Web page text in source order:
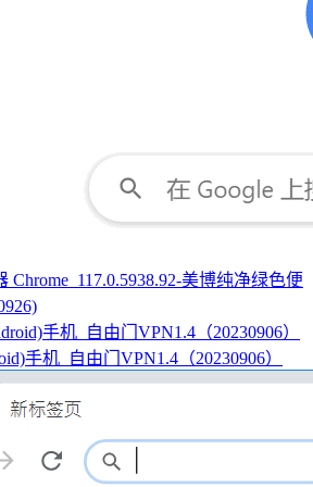
Chrome_117.0.5938.92-美博纯净绿色便
手机_自由门VPN1.4（20230906）